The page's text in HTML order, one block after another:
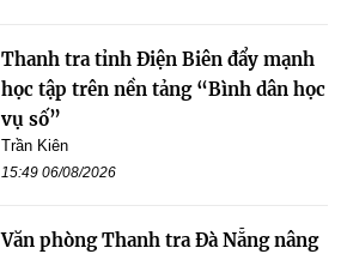
Thanh tra tỉnh Điện Biên đẩy mạnh
học tập trên nền tảng “Bình dân học
vụ số”
Trần Kiên
15:49 06/08/2026
Văn phòng Thanh tra Đà Nẵng nâng